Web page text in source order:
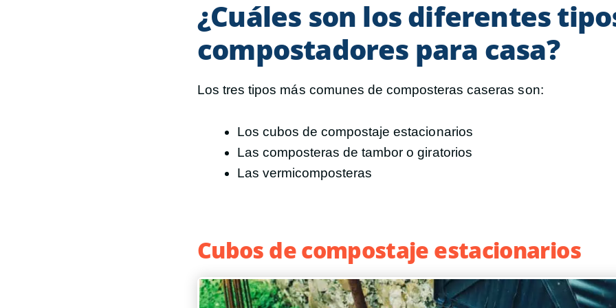
¿Cuáles son los diferentes
compostadores para casa?
Los tres tipos más comunes de composteras caseras son:
Los cubos de compostaje estacionarios
Las composteras de tambor o giratorios
Las vermicomposteras
Cubos de compostaje estacionarios